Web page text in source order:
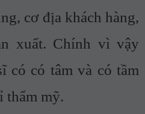
cơ địa khách hàng,
xuất. Chính vì vậy
có có tâm và có tầm
thẩm mỹ.